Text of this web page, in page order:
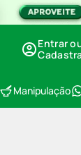
Entrar
Manipulação